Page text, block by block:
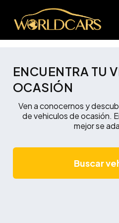
ENCUENTRA TU
OCASIÓN
Ven a conocernos y
de vehiculos de ocasión.
mejor se
Buscar